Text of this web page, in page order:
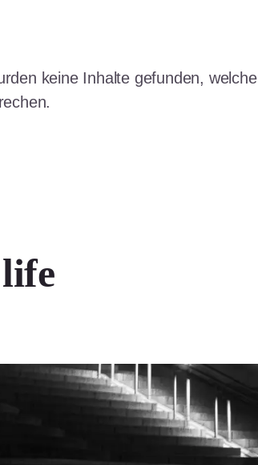
keine Inhalte gefunden, welche